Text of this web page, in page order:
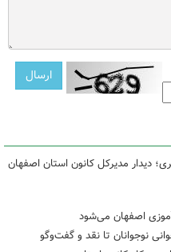
دیدار مدیرکل کانون استان اصفهان
اصفهان می‌شود
نوجوانان تا نقد و گفت‌وگو